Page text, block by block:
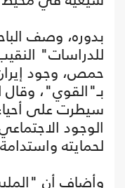
بدوره، وصف
للدراسات"
حمص، وجود
سيطرت على
الوجود
لحمايته
وأضاف أن